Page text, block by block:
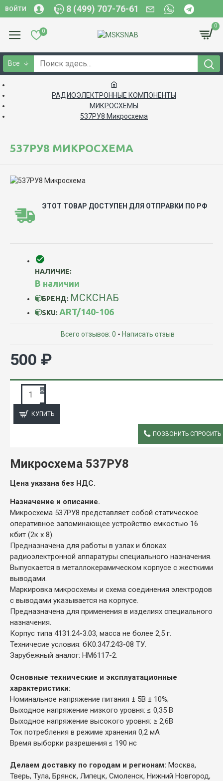
ВОЙТИ 8 (499) 707-76-61
0
0
Все
РАДИОЭЛЕКТРОННЫЕ КОМПОНЕНТЫ
МИКРОСХЕМЫ
537РУ8 Микросхема
537РУ8 МИКРОСХЕМА
ЭТОТ ТОВАР ДОСТУПЕН ДЛЯ ОТПРАВКИ ПО РФ
НАЛИЧИЕ:
В наличии
БРЕНД: МСКСНАБ
SKU: ART/140-106
Всего отзывов: 0 - Написать отзыв
500 ₽
КУПИТЬ
ПОЗВОНИТЬ СПРОСИТЬ
Микросхема 537РУ8
Цена указана без НДС.
Назначение и описание.
Микросхема 537РУ8 представляет собой статическое
оперативное запоминающее устройство емкостью 16
кбит (2к х 8).
Предназначена для работы в узлах и блоках
радиоэлектронной аппаратуры специального назначения.
Выпускается в металлокерамическом корпусе с жесткими
выводами.
Маркировка микросхемы и схема соединения электродов
с выводами указывается на корпусе.
Предназначена для применения в изделиях специального
назначения.
Корпус типа 4131.24-3.03, масса не более 2,5 г.
Техничесие условия: бК0.347.243-08 ТУ.
Зарубежный аналог: HM6117-2.
Основные технические и эксплуатационные
характеристики:
Номинальное напряжение питания ± 5В ± 10%;
Выходное напряжение низкого уровня: ≤ 0,35 В
Выходное напряжение высокого уровня: ≥ 2,6В
Ток потребления в режиме хранения 0,2 мА
Время выборки разрешения ≤ 190 нс
Делаем доставку по городам и регионам: Москва,
Тверь, Тула, Брянск, Липецк, Смоленск, Нижний Новгород,